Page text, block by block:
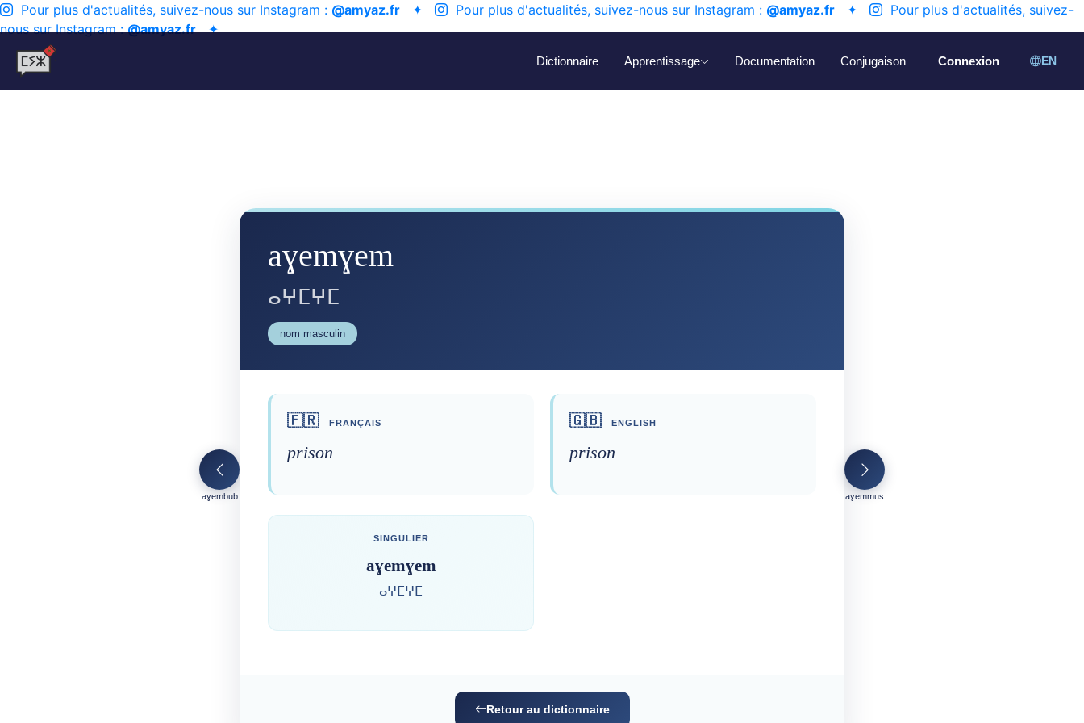
Pour plus d'actualités, suivez-nous sur Instagram : @amyaz.fr ✦ Pour plus d'actualités, suivez-nous sur Instagram : @amyaz.fr ✦
Pour plus d'actualités, suivez-
nous sur Instagram :@amyaz.fr✦
Dictionnaire Apprentissage Documentation Conjugaison Connexion EN
aɣembub
aɣemɣem
ⴰⵖⵎⵖⵎ
nom masculin
🇫🇷 FRANÇAIS
prison
🇬🇧 ENGLISH
prison
SINGULIER
aɣemɣem
ⴰⵖⵎⵖⵎ
Retour au dictionnaire
aɣemmus